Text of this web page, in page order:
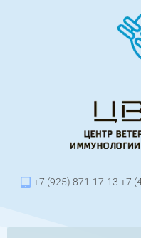
+7 (925) 871-17-13 +7